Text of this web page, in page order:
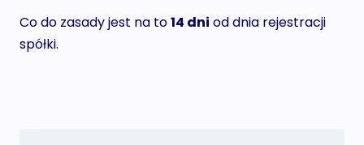
Co do zasady jest na to14 dni od dnia rejestracji
spółki.